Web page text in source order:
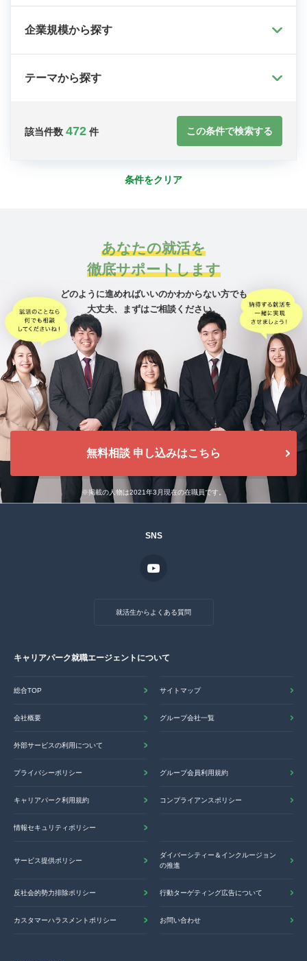
企業規模から探す
テーマから探す
該当件数 472 件 この条件で検索する
条件をクリア
あなたの就活を
徹底サポートします
どのように進めればいいのかわからない方でも
大丈夫、
まずはご相談ください。
無料相談 申し込みはこちら
※掲載の人物は2021年3月現在の在職員です。
SNS
就活生からよくある質問
キャリアパーク就職エージェントについて
総合TOP サイトマップ
会社概要 グループ会社一覧
外部サービスの利用について
プライバシーポリシー グループ会員利用規約
キャリアパーク利用規約 コンプライアンスポリシー
情報セキュリティポリシー
サービス提供ポリシー
ダイバーシティー＆インクルージョン
の推進
反社会的勢力排除ポリシー 行動ターゲティング広告について
カスタマーハラスメントポリシー お問い合わせ